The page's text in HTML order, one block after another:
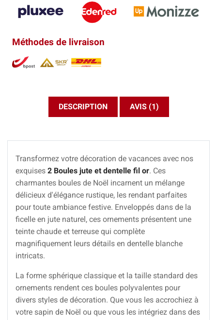
Méthodes de livraison
DESCRIPTION AVIS (1)
Transformez votre décoration de vacances avec nos
exquises 2 Boules jute et dentelle fil or. Ces
charmantes boules de Noël incarnent un mélange
délicieux d'élégance rustique, les rendant parfaites
pour toute ambiance festive. Enveloppés dans de la
ficelle en jute naturel, ces ornements présentent une
teinte chaude et terreuse qui complète
magnifiquement leurs détails en dentelle blanche
intricats.
La forme sphérique classique et la taille standard des
ornements rendent ces boules polyvalentes pour
divers styles de décoration. Que vous les accrochiez à
votre sapin de Noël ou que vous les intégriez dans des